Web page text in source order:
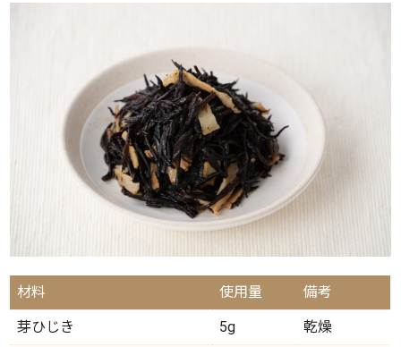
材料 使用量 備考
芽ひじき 5g 乾燥